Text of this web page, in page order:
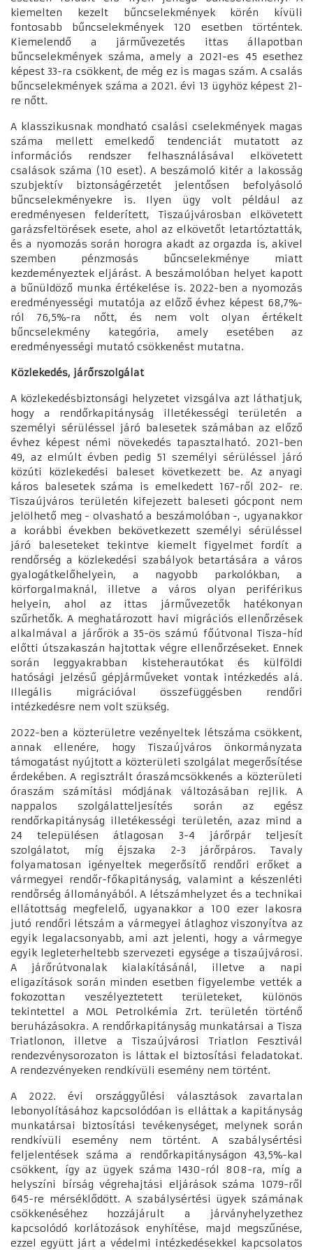
kiemelten kezelt bűncselekmények körén kívüli
fontosabb bűncselekmények 120 esetben történtek.
Kiemelendő a járművezetés ittas állapotban
bűncselekmények száma, amely a 2021-es 45 esethez
képest 33-ra csökkent, de még ez is magas szám. A csalás
bűncselekmények száma a 2021. évi 13 ügyhöz képest 21-
re nőtt.
A klasszikusnak mondható csalási cselekmények magas
száma mellett emelkedő tendenciát mutatott az
információs rendszer felhasználásával elkövetett
csalások száma (10 eset). A beszámoló kitér a lakosság
szubjektív biztonságérzetét jelentősen befolyásoló
bűncselekményekre is. Ilyen ügy volt például az
eredményesen felderített, Tiszaújvárosban elkövetett
garázsfeltörések esete, ahol az elkövetőt letartóztatták,
és a nyomozás során horogra akadt az orgazda is, akivel
szemben pénzmosás bűncselekménye miatt
kezdeményeztek eljárást. A beszámolóban helyet kapott
a bűnüldöző munka értékelése is. 2022-ben a nyomozás
eredményességi mutatója az előző évhez képest 68,7%-
ról 76,5%-ra nőtt, és nem volt olyan értékelt
bűncselekmény kategória, amely esetében az
eredményességi mutató csökkenést mutatna.
Közlekedés, járőrszolgálat
A közlekedésbiztonsági helyzetet vizsgálva azt láthatjuk,
hogy a rendőrkapitányság illetékességi területén a
személyi sérüléssel járó balesetek számában az előző
évhez képest némi növekedés tapasztalható. 2021-ben
49, az elmúlt évben pedig 51 személyi sérüléssel járó
közúti közlekedési baleset következett be. Az anyagi
káros balesetek száma is emelkedett 167-ről 202- re.
Tiszaújváros területén kifejezett baleseti gócpont nem
jelölhető meg - olvasható a beszámolóban -, ugyanakkor
a korábbi években bekövetkezett személyi sérüléssel
járó baleseteket tekintve kiemelt figyelmet fordít a
rendőrség a közlekedési szabályok betartására a város
gyalogátkelőhelyein, a nagyobb parkolókban, a
körforgalmaknál, illetve a város olyan periférikus
helyein, ahol az ittas járművezetők hatékonyan
szűrhetők. A meghatározott havi migrációs ellenőrzések
alkalmával a járőrök a 35-ös számú főútvonal Tisza-híd
előtti útszakaszán hajtottak végre ellenőrzéseket. Ennek
során leggyakrabban kisteherautókat és külföldi
hatósági jelzésű gépjárműveket vontak intézkedés alá.
Illegális migrációval összefüggésben rendőri
intézkedésre nem volt szükség.
2022-ben a közterületre vezényeltek létszáma csökkent,
annak ellenére, hogy Tiszaújváros önkormányzata
támogatást nyújtott a közterületi szolgálat megerősítése
érdekében. A regisztrált óraszámcsökkenés a közterületi
óraszám számítási módjának változásában rejlik. A
nappalos szolgálatteljesítés során az egész
rendőrkapitányság illetékességi területén, azaz mind a
24 településen átlagosan 3-4 járőrpár teljesít
szolgálatot, míg éjszaka 2-3 járőrpáros. Tavaly
folyamatosan igényeltek megerősítő rendőri erőket a
vármegyei rendőr-főkapitányság, valamint a készenléti
rendőrség állományából. A létszámhelyzet és a technikai
ellátottság megfelelő, ugyanakkor a 100 ezer lakosra
jutó rendőri létszám a vármegyei átlaghoz viszonyítva az
egyik legalacsonyabb, ami azt jelenti, hogy a vármegye
egyik legleterheltebb szervezeti egysége a tiszaújvárosi.
A járőrútvonalak kialakításánál, illetve a napi
eligazítások során minden esetben figyelembe vették a
fokozottan veszélyeztetett területeket, különös
tekintettel a MOL Petrolkémia Zrt. területén történő
beruházásokra. A rendőrkapitányság munkatársai a Tisza
Triatlonon, illetve a Tiszaújvárosi Triatlon Fesztivál
rendezvénysorozaton is láttak el biztosítási feladatokat.
A rendezvényeken rendkívüli esemény nem történt.
A 2022. évi országgyűlési választások zavartalan
lebonyolításához kapcsolódóan is elláttak a kapitányság
munkatársai biztosítási tevékenységet, melynek során
rendkívüli esemény nem történt. A szabálysértési
feljelentések száma a rendőrkapitányságon 43,5%-kal
csökkent, így az ügyek száma 1430-ról 808-ra, míg a
helyszíni bírság végrehajtási eljárások száma 1079-ről
645-re mérséklődött. A szabálysértési ügyek számának
csökkenéséhez hozzájárult a járványhelyzethez
kapcsolódó korlátozások enyhítése, majd megszűnése,
ezzel együtt járt a védelmi intézkedésekkel kapcsolatos